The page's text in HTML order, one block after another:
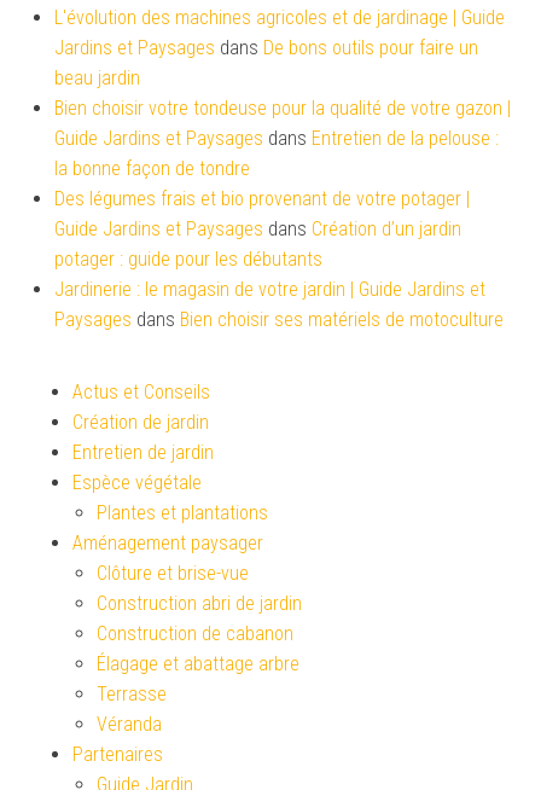
L'évolution des machines agricoles et de jardinage | Guide
Jardins et Paysages dans De bons outils pour faire un
beau jardin
Bien choisir votre tondeuse pour la qualité de votre gazon |
Guide Jardins et Paysages dans Entretien de la pelouse :
la bonne façon de tondre
Des légumes frais et bio provenant de votre potager |
Guide Jardins et Paysages dans Création d’un jardin
potager : guide pour les débutants
Jardinerie : le magasin de votre jardin | Guide Jardins et
Paysages dans Bien choisir ses matériels de motoculture
Actus et Conseils
Création de jardin
Entretien de jardin
Espèce végétale
Plantes et plantations
Aménagement paysager
Clôture et brise-vue
Construction abri de jardin
Construction de cabanon
Élagage et abattage arbre
Terrasse
Véranda
Partenaires
Guide Jardin